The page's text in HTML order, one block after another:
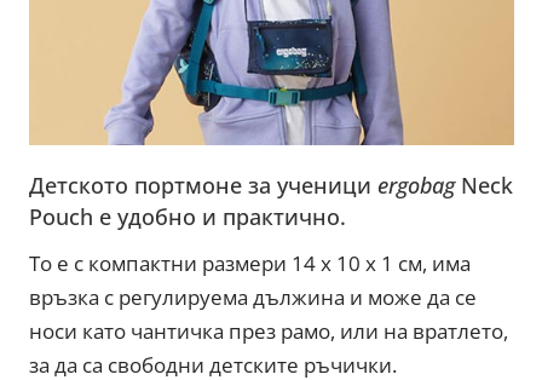
Детското портмоне за ученициergobag Neck
Pouch е удобно и практично.
То е с компактни размери 14 х 10 х 1 см, има
връзка с регулируема дължина и може да се
носи като чантичка през рамо, или на вратлето,
за да са свободни детските ръчички.